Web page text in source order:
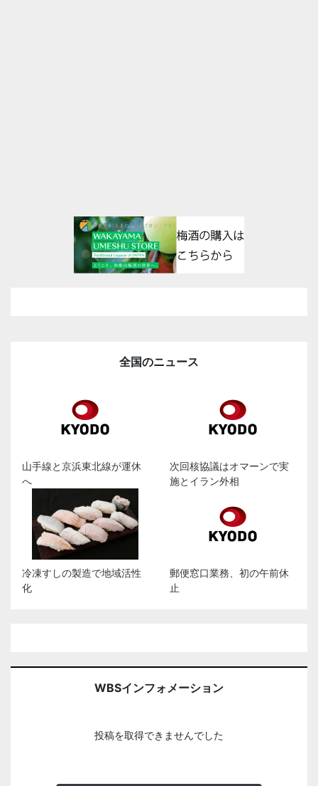
全国のニュース
山手線と京浜東北線が運休
へ
次回核協議はオマーンで実
施とイラン外相
冷凍すしの製造で地域活性
化
郵便窓口業務、初の午前休
止
WBSインフォメーション
投稿を取得できませんでした